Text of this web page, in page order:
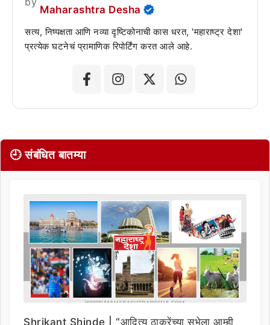
Maharashtra Desha
सत्य, निष्पक्षता आणि नव्या दृष्टिकोनाची कास धरत, 'महाराष्ट्र देशा'
प्रत्येक घटनेचं प्रामाणिक रिपोर्टिंग करत आले आहे.
🕘 संबंधित बातम्या
Shrikant Shinde | “आदित्य ठाकरेंच्या सभेला आम्ही